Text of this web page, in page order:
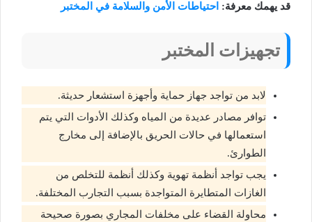
قد يهمك معرفة: احتياطات الأمن والسلامة في المختبر
تجهيزات المختبر
لابد من تواجد جهاز حماية وأجهزة استشعار حديثة.
توافر مصادر عديدة من المياه وكذلك الأدوات التي يتم
استعمالها في حالات الحريق بالإضافة إلى مخارج
الطوارئ.
يجب تواجد أنظمة تهوية وكذلك أنظمة للتخلص من
الغازات المتطايرة المتواجدة بسبب التجارب المختلفة.
محاولة القضاء على مخلفات المجاري بصورة صحيحة